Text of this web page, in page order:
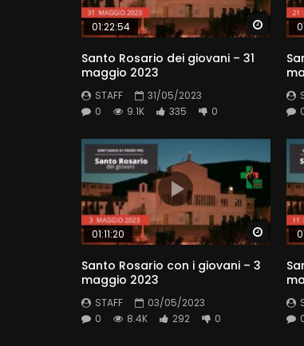
01:22:54
Santo Rosario dei giovani – 31
maggio 2023
STAFF
31/05/2023
0
9.1K 335 0
01:11:20
Santo Rosario con i giovani – 3
maggio 2023
STAFF
03/05/2023
0
8.4K 292 0